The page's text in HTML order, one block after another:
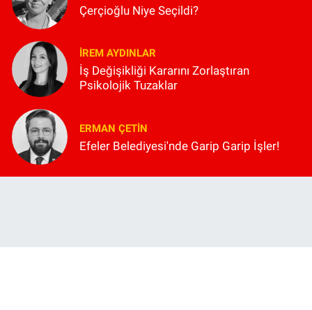
Çerçioğlu Niye Seçildi?
İREM AYDINLAR
İş Değişikliği Kararını Zorlaştıran
Psikolojik Tuzaklar
ERMAN ÇETIN
Efeler Belediyesi'nde Garip Garip İşler!